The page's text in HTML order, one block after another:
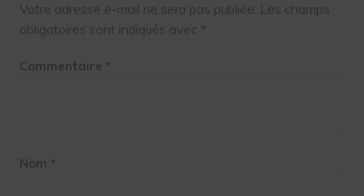
Votre adresse e-mail ne sera pas publiée. Les champs
obligatoires sont indiqués avec *
Commentaire *
Nom *